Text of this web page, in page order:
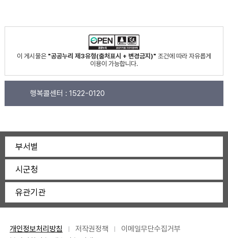
이 게시물은 "공공누리 제3유형(출처표시 + 변경금지)" 조건에 따라 자유롭게
이용이 가능합니다.
행복콜센터 : 1522-0120
부서별
시군청
유관기관
개인정보처리방침 저작권정책
이메일무단수집거부